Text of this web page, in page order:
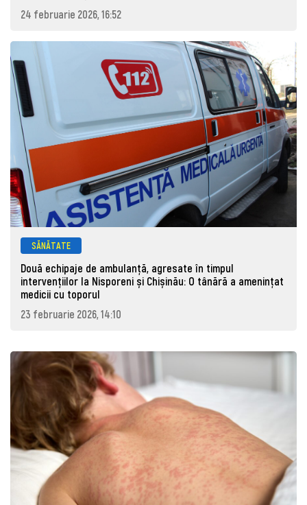
24 februarie 2026, 16:52
SĂNĂTATE
Două echipaje de ambulanță, agresate în timpul
intervențiilor la Nisporeni și Chișinău: O tânără a ameninţat
medicii cu toporul
23 februarie 2026, 14:10